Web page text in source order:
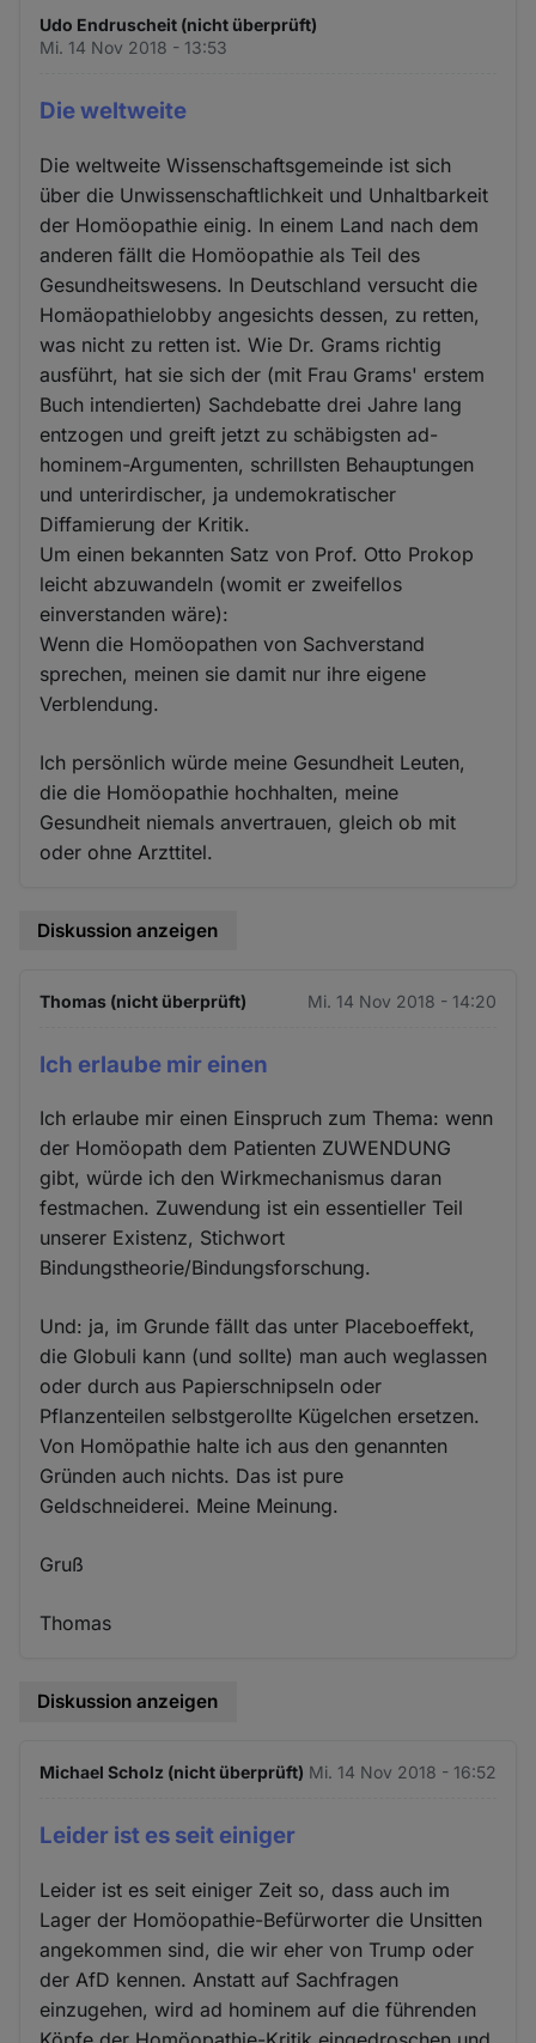
Udo Endruscheit (nicht überprüft)
Mi. 14 Nov 2018 - 13:53
Die weltweite
Die weltweite Wissenschaftsgemeinde ist sich
über die Unwissenschaftlichkeit und Unhaltbarkeit
der Homöopathie einig. In einem Land nach dem
anderen fällt die Homöopathie als Teil des
Gesundheitswesens. In Deutschland versucht die
Homäopathielobby angesichts dessen, zu retten,
was nicht zu retten ist. Wie Dr. Grams richtig
ausführt, hat sie sich der (mit Frau Grams' erstem
Buch intendierten) Sachdebatte drei Jahre lang
entzogen und greift jetzt zu schäbigsten ad-
hominem-Argumenten, schrillsten Behauptungen
und unterirdischer, ja undemokratischer
Diffamierung der Kritik.
Um einen bekannten Satz von Prof. Otto Prokop
leicht abzuwandeln (womit er zweifellos
einverstanden wäre):
Wenn die Homöopathen von Sachverstand
sprechen, meinen sie damit nur ihre eigene
Verblendung.
Ich persönlich würde meine Gesundheit Leuten,
die die Homöopathie hochhalten, meine
Gesundheit niemals anvertrauen, gleich ob mit
oder ohne Arzttitel.
Diskussion anzeigen
Thomas (nicht überprüft) Mi. 14 Nov 2018 - 14:20
Ich erlaube mir einen
Ich erlaube mir einen Einspruch zum Thema: wenn
der Homöopath dem Patienten ZUWENDUNG
gibt, würde ich den Wirkmechanismus daran
festmachen. Zuwendung ist ein essentieller Teil
unserer Existenz, Stichwort
Bindungstheorie/Bindungsforschung.
Und: ja, im Grunde fällt das unter Placeboeffekt,
die Globuli kann (und sollte) man auch weglassen
oder durch aus Papierschnipseln oder
Pflanzenteilen selbstgerollte Kügelchen ersetzen.
Von Homöpathie halte ich aus den genannten
Gründen auch nichts. Das ist pure
Geldschneiderei. Meine Meinung.
Gruß
Thomas
Diskussion anzeigen
Michael Scholz (nicht überprüft) Mi. 14 Nov 2018 - 16:52
Leider ist es seit einiger
Leider ist es seit einiger Zeit so, dass auch im
Lager der Homöopathie-Befürworter die Unsitten
angekommen sind, die wir eher von Trump oder
der AfD kennen. Anstatt auf Sachfragen
einzugehen, wird ad hominem auf die führenden